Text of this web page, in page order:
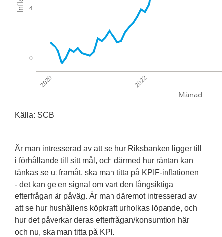
2020 2022
0
4
Månad
Källa: SCB
Är man intresserad av att se hur Riksbanken ligger till
i förhållande till sitt mål, och därmed hur räntan kan
tänkas se ut framåt, ska man titta på KPIF-inflationen
- det kan ge en signal om vart den långsiktiga
efterfrågan är påväg. Är man däremot intresserad av
att se hur hushållens köpkraft urholkas löpande, och
hur det påverkar deras efterfrågan/konsumtion här
och nu, ska man titta på KPI.